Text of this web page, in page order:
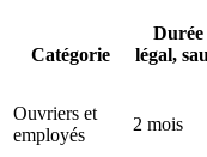
Catégorie
légal,
Ouvriers et
employés
2 mois